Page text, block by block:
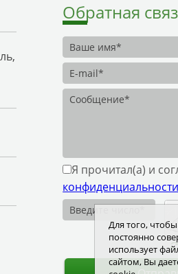
Обратная
Я прочитал(а) и
конфиденциальности
Для того,
постоянно
использует
сайтом, Вы